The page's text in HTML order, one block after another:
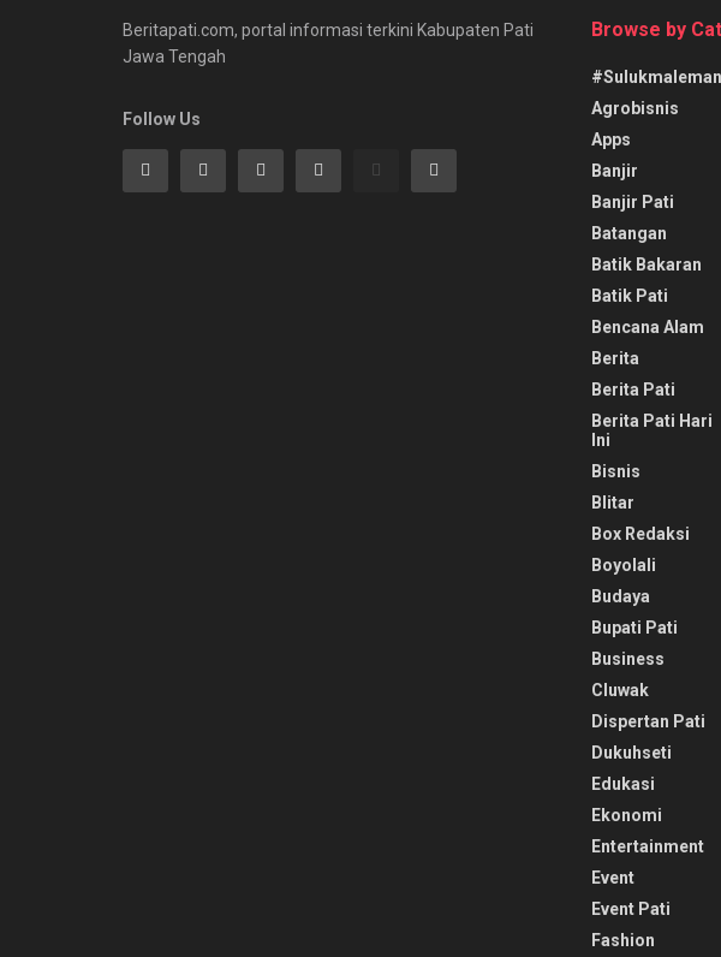
Beritapati.com, portal informasi terkini Kabupaten Pati
Jawa Tengah
Follow Us
Browse by
#sulukmaleman
Agrobisnis
Apps
Banjir
Banjir Pati
Batangan
Batik Bakaran
Batik Pati
Bencana Alam
Berita
Berita Pati
Berita Pati Hari
Ini
Bisnis
Blitar
Box Redaksi
Boyolali
Budaya
Bupati Pati
Business
Cluwak
Dispertan Pati
Dukuhseti
Edukasi
Ekonomi
Entertainment
Event
Event Pati
Fashion